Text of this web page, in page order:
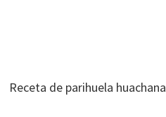
Receta de parihuela huachana